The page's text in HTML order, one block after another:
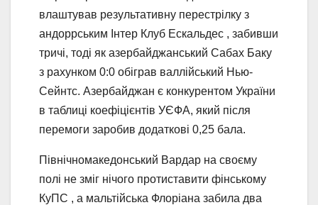
влаштував результативну перестрілку з
андоррським Інтер Клуб Ескальдес , забивши
тричі, тоді як азербайджанський Сабах Баку
з рахунком 0:0 обіграв валлійський Нью-
Сейнтс. Азербайджан є конкурентом України
в таблиці коефіцієнтів УЄФА, який після
перемоги заробив додаткові 0,25 бала.
Північномакедонський Вардар на своєму
полі не зміг нічого протиставити фінському
КуПС , а мальтійська Флоріана забила два